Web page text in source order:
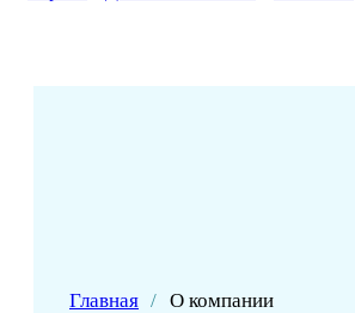
Главная / О компании